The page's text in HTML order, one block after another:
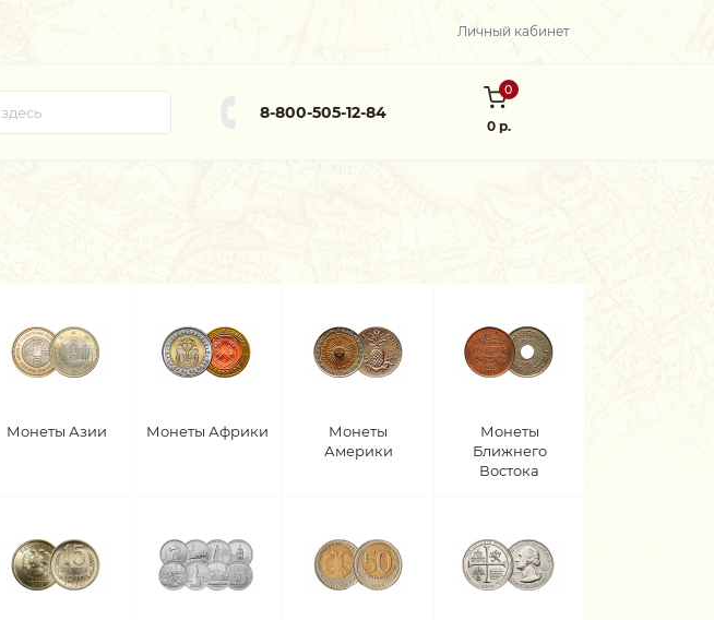
Личный кабинет
8-800-505-12-84
0
0 р.
Монеты Азии Монеты Африки
Монеты
Америки
Монеты
Ближнего
Востока